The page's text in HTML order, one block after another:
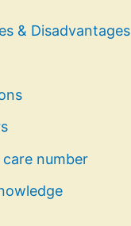
& Disadvantages
number